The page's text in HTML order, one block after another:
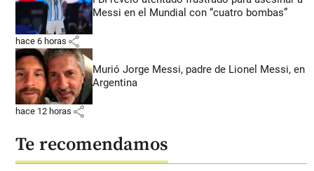
Messi en el Mundial con “cuatro bombas”
hace 6 horas share
Murió Jorge Messi, padre de Lionel Messi, en
Argentina
hace 12 horas share
Te recomendamos